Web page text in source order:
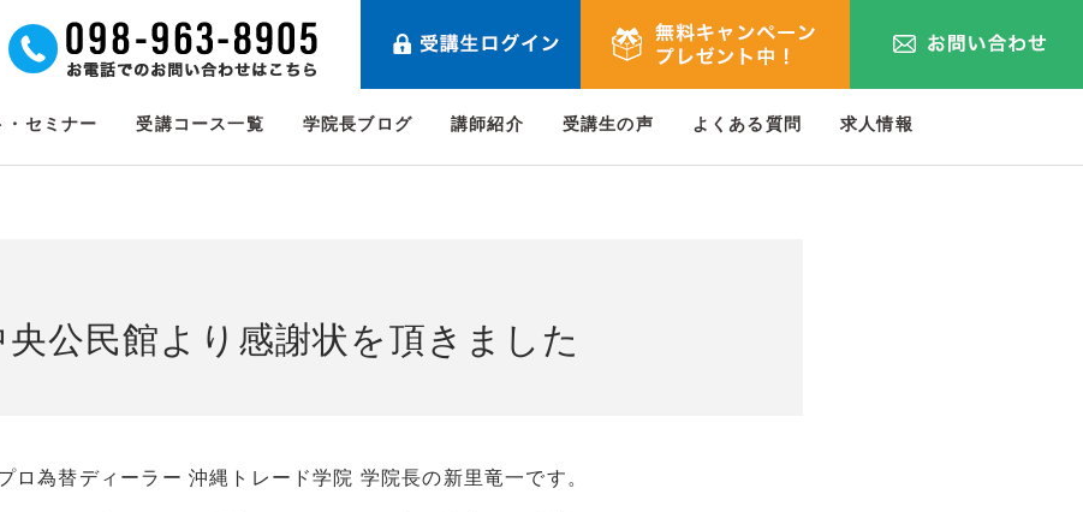
セミナー 受講コース一覧 学院長ブログ 講師紹介 受講生の声 よくある質問 求人情報
公民館より感謝状を頂きました
ロ為替ディーラー 沖縄トレード学院 学院長の新里竜一です。